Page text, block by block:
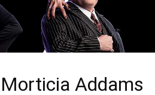
Addams